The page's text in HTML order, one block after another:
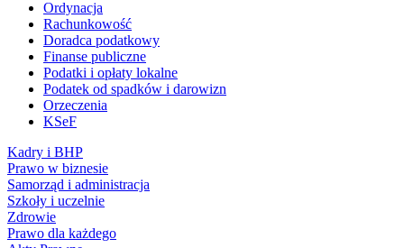
Ordynacja
Rachunkowość
Doradca podatkowy
Finanse publiczne
Podatki i opłaty lokalne
Podatek od spadków i darowizn
Orzeczenia
KSeF
Kadry i BHP
Prawo w biznesie
Samorząd i administracja
Szkoły i uczelnie
Zdrowie
Prawo dla każdego